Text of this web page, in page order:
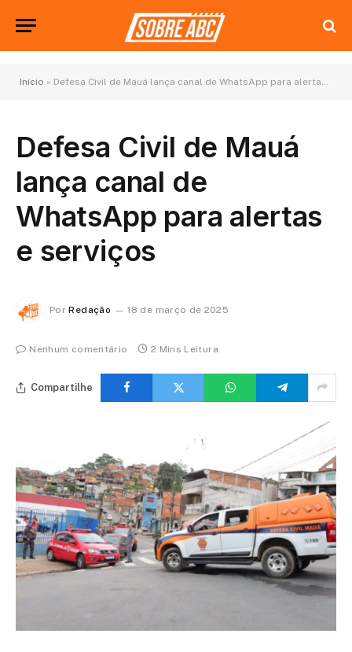
Início » Defesa Civil de Mauá lança canal de WhatsApp para alertas e serviços
Defesa Civil de Mauá
lança canal de
WhatsApp para alertas
e serviços
Por Redação 18 de março de 2025
Nenhum comentário 2 Mins Leitura
Compartilhe